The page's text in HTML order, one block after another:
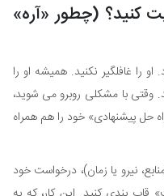
کنید؟ (چطور «آره»
غافلگیر نکنید. همیشه او را
وقتی با مشکلی روبرو می شوید،
حل پیشنهادی» خود را هم همراه
نیرو یا زمان)، درخواست خود